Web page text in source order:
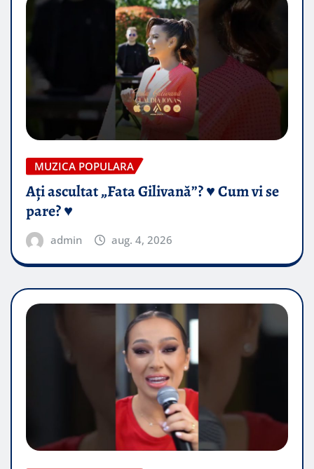
MUZICA POPULARA
Ați ascultat „Fata Gilivană”? ♥️ Cum vi se
pare? ♥️
admin aug. 4, 2026